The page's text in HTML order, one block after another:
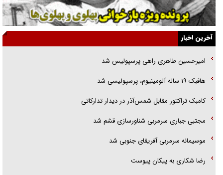
آیا مقاومت فلسطین خلع‌سلاح می‌شود؟
الگوی وحدت‌آفرین در ادراک سیاست خارجی
گفتگوی دکتر اخوان مدیرمسئول روزنامه جوان با برنامه تلویزیونی «نبرد
هرمز»
امام حسین (ع) کشته سیرت‌های عصر جاهلی شد
فریاد‌ها و ناله‌های دوستان مبارزدلم را آتش می‌زد
آخرین اخبار
امیرحسین طاهری راهی پرسپولیس شد
هافبک ۱۹ ساله آلومینیوم، پرسپولیسی شد
کامبک تراکتور مقابل شمس‌آذر در دیدار تدارکاتی
مجتبی جباری سرمربی شناورسازی قشم شد
موسیمانه سرمربی آفریقای جنوبی شد
رضا شکاری به پیکان پیوست